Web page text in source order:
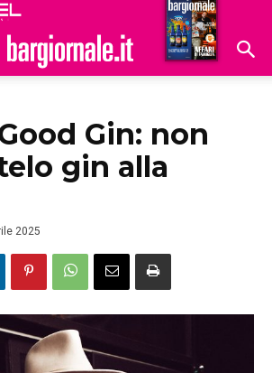
Hoteldomani
Gin: non
gin alla
2025